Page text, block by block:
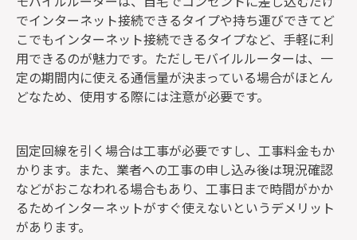
でインターネット接続できるタイプや持ち運びできてど
こでもインターネット接続できるタイプなど、手軽に利
用できるのが魅力です。ただしモバイルルーターは、一
定の期間内に使える通信量が決まっている場合がほとん
どなため、使用する際には注意が必要です。
固定回線を引く場合は工事が必要ですし、工事料金もか
かります。また、業者への工事の申し込み後は現況確認
などがおこなわれる場合もあり、工事日まで時間がかか
るためインターネットがすぐ使えないというデメリット
があります。